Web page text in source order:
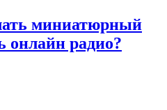
миниатюрный
онлайн радио?